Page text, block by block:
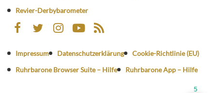
Revier-Derbybarometer
Impressum Datenschutzerklärung
Cookie-Richtlinie (EU)
Ruhrbarone Browser Suite – Hilfe
Ruhrbarone App – Hilfe
5